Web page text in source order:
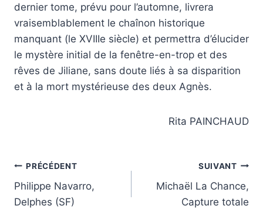
dernier tome, prévu pour l’automne, livrera
vraisemblablement le chaînon historique
manquant (le XVIIIe siècle) et permettra d’élucider
le mystère initial de la fenêtre-en-trop et des
rêves de Jiliane, sans doute liés à sa disparition
et à la mort mystérieuse des deux Agnès.
Rita PAINCHAUD
Navigation
de
PRÉCÉDENT
Philippe Navarro,
Delphes (SF)
SUIVANT
Michaël La Chance,
Capture totale